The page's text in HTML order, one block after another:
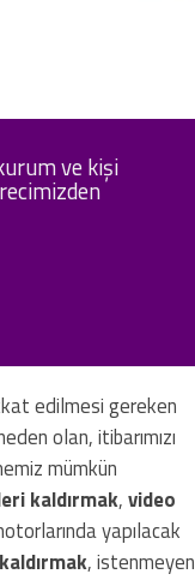
ve kişi
edilmesi gereken
olan, itibarımızı
mümkün
kaldırmak,video
yapılacak
, istenmeyen